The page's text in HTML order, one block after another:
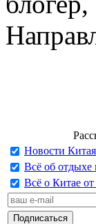
Новости
Всё об отдыхе
Всё о Китае